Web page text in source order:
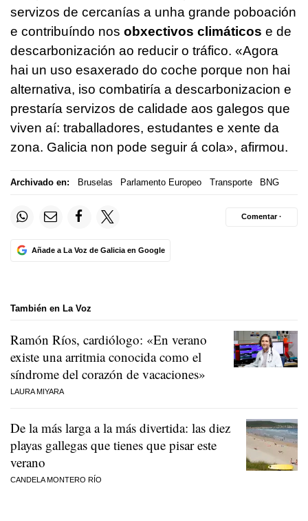
servizos de cercanías a unha grande poboación
e contribuíndo nos obxectivos climáticos e de
descarbonización ao reducir o tráfico. «Agora
hai un uso esaxerado do coche porque non hai
alternativa, iso combatiría a descarbonizacion e
prestaría servizos de calidade aos galegos que
viven aí: traballadores, estudantes e xente da
zona. Galicia non pode seguir á cola», afirmou.
Archivado en: Bruselas Parlamento Europeo Transporte BNG
Añade a La Voz de Galicia en Google
Comentar ·
También en La Voz
Ramón Ríos, cardiólogo: «En verano
existe una arritmia conocida como el
síndrome del corazón de vacaciones»
LAURA MIYARA
De la más larga a la más divertida: las diez
playas gallegas que tienes que pisar este
verano
CANDELA MONTERO RÍO